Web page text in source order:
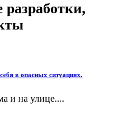
в опасных ситуациях.
и на улице....